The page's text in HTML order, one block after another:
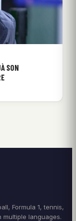
SON
Formula 1, tennis,
multiple languages.